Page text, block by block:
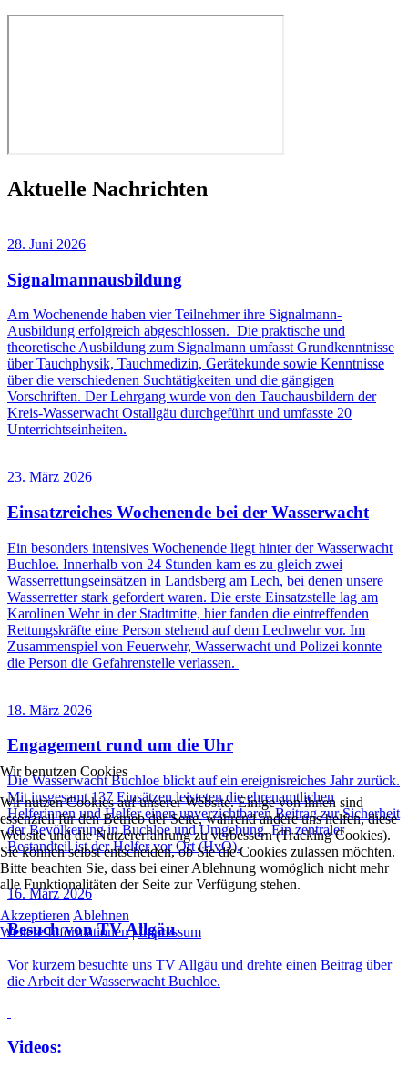
Aktuelle Nachrichten
28. Juni 2026
Signalmannausbildung
Am Wochenende haben vier Teilnehmer ihre Signalmann-
Ausbildung erfolgreich abgeschlossen. Die praktische und
theoretische Ausbildung zum Signalmann umfasst Grundkenntnisse
über Tauchphysik, Tauchmedizin, Gerätekunde sowie Kenntnisse
über die verschiedenen Suchtätigkeiten und die gängigen
Vorschriften. Der Lehrgang wurde von den Tauchausbildern der
Kreis-Wasserwacht Ostallgäu durchgeführt und umfasste 20
Unterrichtseinheiten.
23. März 2026
Einsatzreiches Wochenende bei der Wasserwacht
Ein besonders intensives Wochenende liegt hinter der Wasserwacht
Buchloe. Innerhalb von 24 Stunden kam es zu gleich zwei
Wasserrettungseinsätzen in Landsberg am Lech, bei denen unsere
Wasserretter stark gefordert waren. Die erste Einsatzstelle lag am
Karolinen Wehr in der Stadtmitte, hier fanden die eintreffenden
Rettungskräfte eine Person stehend auf dem Lechwehr vor. Im
Zusammenspiel von Feuerwehr, Wasserwacht und Polizei konnte
die Person die Gefahrenstelle verlassen.
18. März 2026
Engagement rund um die Uhr
Die Wasserwacht Buchloe blickt auf ein ereignisreiches Jahr zurück.
Mit insgesamt 137 Einsätzen leisteten die ehrenamtlichen
Helferinnen und Helfer einen unverzichtbaren Beitrag zur Sicherheit
der Bevölkerung in Buchloe und Umgebung. Ein zentraler
Bestandteil ist der Helfer vor Ort (HvO).
16. März 2026
Besuch von TV Allgäu
Vor kurzem besuchte uns TV Allgäu und drehte einen Beitrag über
die Arbeit der Wasserwacht Buchloe.
Videos:
Wir benutzen Cookies
Wir nutzen Cookies auf unserer Website. Einige von ihnen sind
essenziell für den Betrieb der Seite, während andere uns helfen, diese
Website und die Nutzererfahrung zu verbessern (Tracking Cookies).
Sie können selbst entscheiden, ob Sie die Cookies zulassen möchten.
Bitte beachten Sie, dass bei einer Ablehnung womöglich nicht mehr
alle Funktionalitäten der Seite zur Verfügung stehen.
Akzeptieren Ablehnen
Weitere Informationen|Impressum